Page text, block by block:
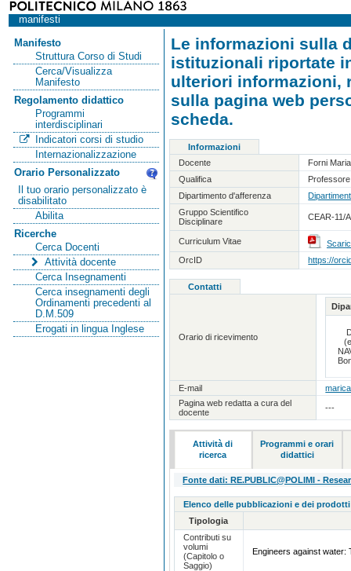
manifesti
Manifesto
Struttura Corso di Studi
Cerca/Visualizza
Manifesto
Regolamento didattico
Programmi
interdisciplinari
Indicatori corsi di studio
Internazionalizzazione
Orario Personalizzato
Il tuo orario personalizzato è
disabilitato
Abilita
Ricerche
Cerca Docenti
Attività docente
Cerca Insegnamenti
Cerca insegnamenti degli
Ordinamenti precedenti al
D.M.509
Erogati in lingua Inglese
Le informazioni sulla
istituzionali riportate
ulteriori informazioni,
sulla pagina web
scheda.
Informazioni
Docente
Forni
Qualifica
Dipartimento d'afferenza
Gruppo Scientifico
Disciplinare
CEAR-11/
Curriculum Vitae
OrcID
https://
Contatti
Orario di ricevimento
E-mail
Pagina web redatta a cura del
docente
---
Attività di
ricerca
Programmi e orari
didattici
Fonte dati: RE.PUBLIC@POLIMI -
Elenco delle pubblicazioni e dei
Tipologia
Contributi su
volumi
(Capitolo o
Saggio)
Engineers against water: